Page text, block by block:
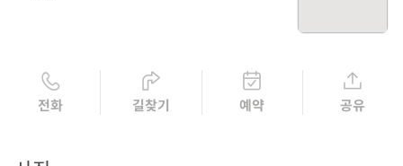
전화 길찾기 예약 공유